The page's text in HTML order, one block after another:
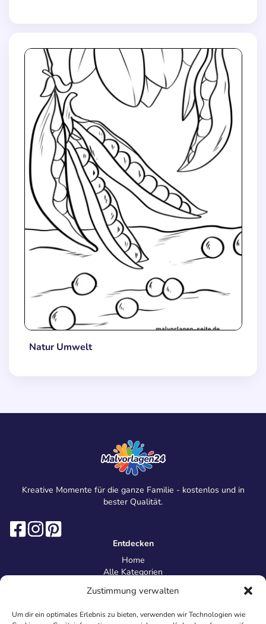
Zustimmung verwalten
Um dir ein optimales Erlebnis zu bieten, verwenden wir Technologien wie
Natur Umwelt
Kreative Momente für die ganze Familie - kostenlos und in
bester Qualität.
Entdecken
Home
Alle Kategorien
Information
Über uns